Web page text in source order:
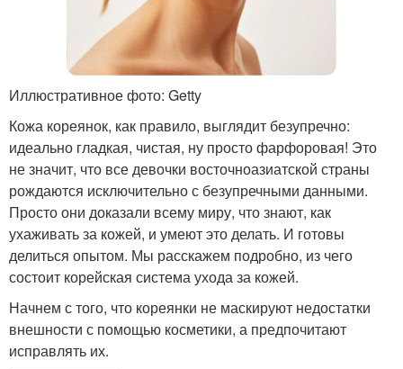
Иллюстративное фото: Getty
Кожа кореянок, как правило, выглядит безупречно:
идеально гладкая, чистая, ну просто фарфоровая! Это
не значит, что все девочки восточноазиатской страны
рождаются исключительно с безупречными данными.
Просто они доказали всему миру, что знают, как
ухаживать за кожей, и умеют это делать. И готовы
делиться опытом. Мы расскажем подробно, из чего
состоит корейская система ухода за кожей.
Начнем с того, что кореянки не маскируют недостатки
внешности с помощью косметики, а предпочитают
исправлять их.